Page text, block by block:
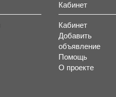
Кабинет
Кабинет
Добавить
объявление
Помощь
О проекте